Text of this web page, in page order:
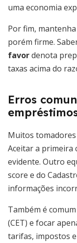
uma economia
Por fim,
porém firme.
favordenota
taxas acima do
Erros
Muitos tomadores
Aceitar a primeira
evidente. Outro
score e do
informações
Também é
(CET) e focar
tarifas, impostos